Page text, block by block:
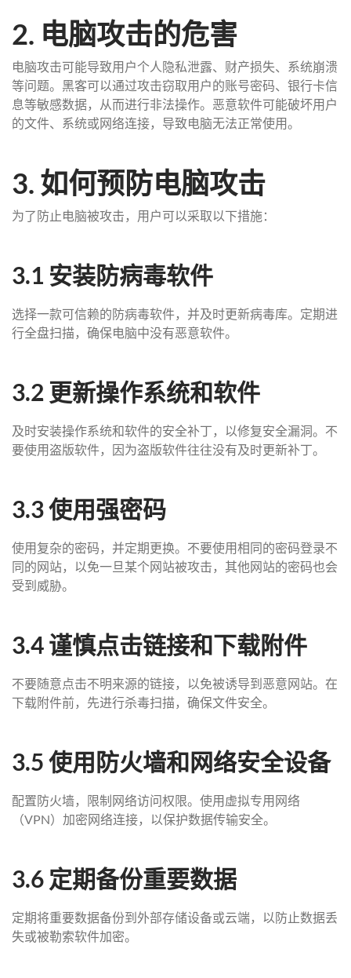
2. 电脑攻击的危害
电脑攻击可能导致用户个人隐私泄露、财产损失、系统崩溃
等问题。黑客可以通过攻击窃取用户的账号密码、银行卡信
息等敏感数据，从而进行非法操作。恶意软件可能破坏用户
的文件、系统或网络连接，导致电脑无法正常使用。
3. 如何预防电脑攻击
为了防止电脑被攻击，用户可以采取以下措施：
3.1 安装防病毒软件
选择一款可信赖的防病毒软件，并及时更新病毒库。定期进
行全盘扫描，确保电脑中没有恶意软件。
3.2 更新操作系统和软件
及时安装操作系统和软件的安全补丁，以修复安全漏洞。不
要使用盗版软件，因为盗版软件往往没有及时更新补丁。
3.3 使用强密码
使用复杂的密码，并定期更换。不要使用相同的密码登录不
同的网站，以免一旦某个网站被攻击，其他网站的密码也会
受到威胁。
3.4 谨慎点击链接和下载附件
不要随意点击不明来源的链接，以免被诱导到恶意网站。在
下载附件前，先进行杀毒扫描，确保文件安全。
3.5 使用防火墙和网络安全设备
配置防火墙，限制网络访问权限。使用虚拟专用网络
（VPN）加密网络连接，以保护数据传输安全。
3.6 定期备份重要数据
定期将重要数据备份到外部存储设备或云端，以防止数据丢
失或被勒索软件加密。